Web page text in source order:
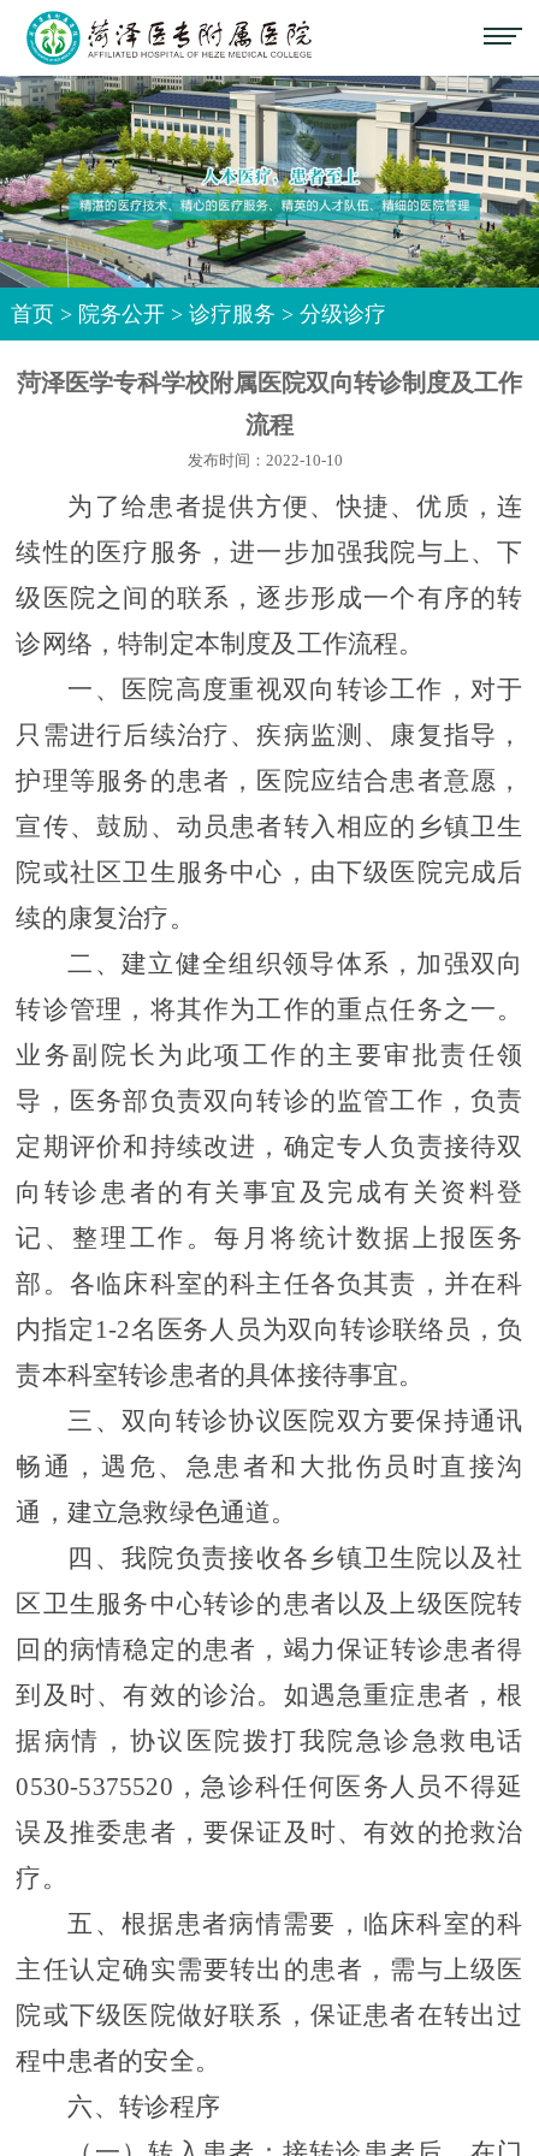
首页> 院务公开> 诊疗服务 > 分级诊疗
菏泽医学专科学校附属医院双向转诊制度及工作
流程
发布时间：2022-10-10
为了给患者提供方便、快捷、优质，连
续性的医疗服务，进一步加强我院与上、下
级医院之间的联系，逐步形成一个有序的转
诊网络，特制定本制度及工作流程。
一、
医院高度重视双向转诊工作，对于
只需进行后续治疗、疾病监测、康复指导，
护理等服务的患者，医院应结合患者意愿，
宣传、鼓励、动员患者转入相应的乡镇卫生
院或社区卫生服务中心，由下级医院完成后
续的康复治疗。
二、建立健全组织领导体系，加强双向
转诊管理，将其作为工作的重点任务之一。
业务副院长 为此项工作的主要审批责任领
导 ， 医务部负责双向转诊的监管工作 ，负责
定期评价和持续改进，确定专人负责接待双
向转诊 患者的有关事宜及完成有关资料登
记、整理工作。每月将统计数据上报医务
部。各临床科室的科主任各负其责，并在科
内指定 1-2名医务人员为双向转诊联络员，负
责本科室转诊患者的具体接待事宜。
三、双向转诊协议医院双方要保持通讯
畅通，遇危、急患者和大批伤员时直接沟
通，建立急救绿色通道。
四、我院负责接收各乡镇卫生院 以及社
区卫生服务中心转诊的患者以及上级医院转
回的病情稳定的患者 ，竭力保证转诊患者得
到及时、有效的诊治。 如遇急重症患者，根
据病情，协议医院拨打我院急诊急救电话
0530-5375520 ，急诊科任何医务人员不得延
误及推委患者 ，要保证及时、有效的抢救治
疗。
五、根据患者病情需要， 临床科室的科
主任认定确实需要转出的患者 ，需与上级医
院或下级医院做好联系，保证患者在转出过
程中患者的安全。
六、 转诊程序